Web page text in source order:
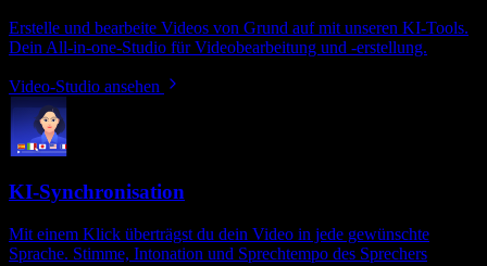
Erstelle und bearbeite Videos von Grund auf mit unseren KI-Tools.
Dein All‑in‑one-Studio für Videobearbeitung und -erstellung.
Video-Studio ansehen
KI-Synchronisation
Mit einem Klick überträgst du dein Video in jede gewünschte
Sprache. Stimme, Intonation und Sprechtempo des Sprechers